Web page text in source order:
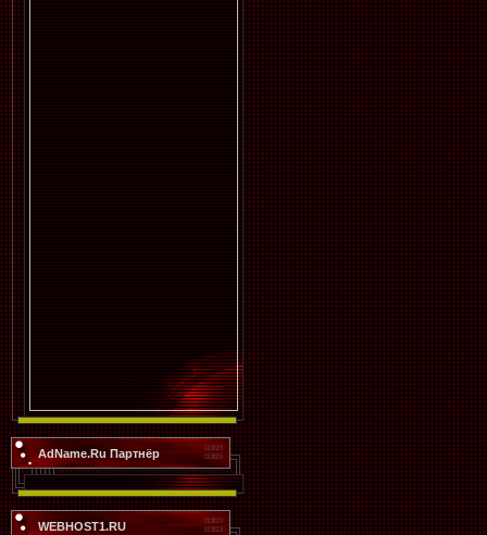
AdName.Ru Партнёр
WEBHOST1.RU